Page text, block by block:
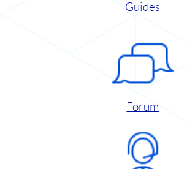
Guides
Forum